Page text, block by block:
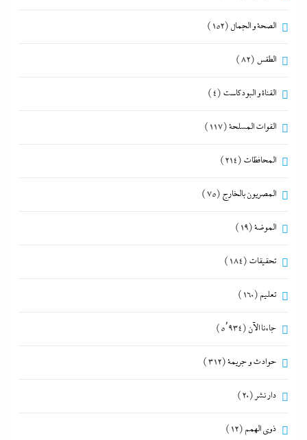
الصحة و الجمال (152)
الطقس (82)
القناة و البودكاست (4)
القوات المسلحة(117)
المحافظات (214)
المصريون بالخارج (75)
الموضة(19)
تحقيقات (184)
تعليم (160)
جاءنا الآن (5٬934)
حوادث و جريمة(312)
دار نشر (20)
ذوى الهمم (12)